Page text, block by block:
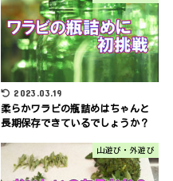
2023.03.19
柔らかワラビの瓶詰めはちゃんと
長期保存できているでしょうか？
山遊び・外遊び